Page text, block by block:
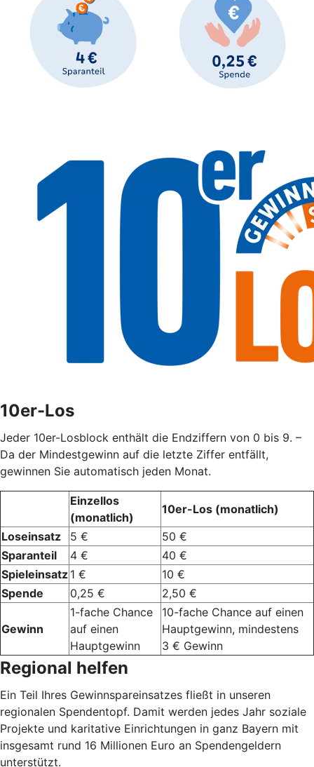
10er-Los
Jeder 10er-Losblock enthält die Endziffern von 0 bis 9. –
Da der Mindestgewinn auf die letzte Ziffer entfällt,
gewinnen Sie automatisch jeden Monat.
Einzellos
(monatlich)
10er-Los (monatlich)
Loseinsatz
5 €
50 €
Sparanteil
4 €
40 €
Spieleinsatz 1 €
10 €
Spende
0,25 € 2,50 €
Gewinn
1-fache Chance
auf einen
Hauptgewinn
10-fache Chance auf einen
Hauptgewinn, mindestens
3 € Gewinn
Regional helfen
Ein Teil Ihres Gewinnspareinsatzes fließt in unseren
regionalen Spendentopf. Damit werden jedes Jahr soziale
Projekte und karitative Einrichtungen in ganz Bayern mit
insgesamt rund 16 Millionen Euro an Spendengeldern
unterstützt.